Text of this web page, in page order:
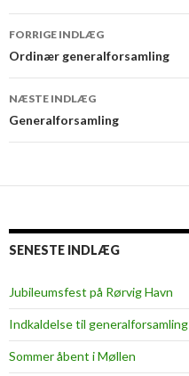
Indlægsnavigation
FORRIGE INDLÆG
Ordinær generalforsamling
NÆSTE INDLÆG
Generalforsamling
SENESTE INDLÆG
Jubileumsfest på Rørvig Havn
Indkaldelse til generalforsamling
Sommer åbent i Møllen